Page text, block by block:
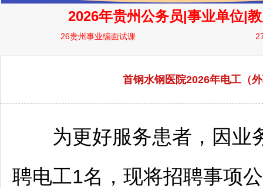
首钢水钢医院2026年电工（
为更好服务患者，因业
聘电工1名，现将招聘事项